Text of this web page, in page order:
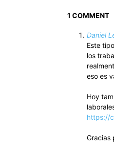
1 COMMENT
Daniel
Este
los
eso es
Hoy
https://
Gracias